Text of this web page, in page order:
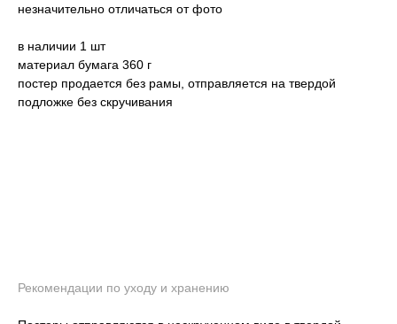
незначительно отличаться от фото
в наличии 1 шт
материал бумага 360 г
постер продается без рамы, отправляется на твердой
подложке без скручивания
Рекомендации по уходу и хранению